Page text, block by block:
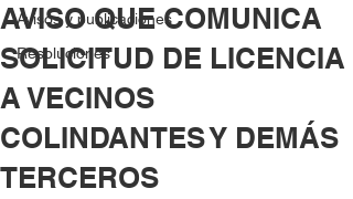
Avisos y publicaciones
Resoluciones
AVISO QUE COMUNICA
SOLICITUD DE LICENCIA
A VECINOS
COLINDANTES Y DEMÁS
TERCEROS